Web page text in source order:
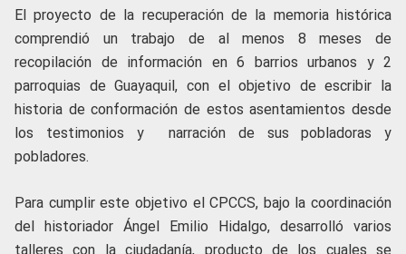
El proyecto de la recuperación de la memoria histórica
comprendió un trabajo de al menos 8 meses de
recopilación de información en 6 barrios urbanos y 2
parroquias de Guayaquil, con el objetivo de escribir la
historia de conformación de estos asentamientos desde
los testimonios y narración de sus pobladoras y
pobladores.
Para cumplir este objetivo el CPCCS, bajo la coordinación
del historiador Ángel Emilio Hidalgo, desarrolló varios
talleres con la ciudadanía, producto de los cuales se